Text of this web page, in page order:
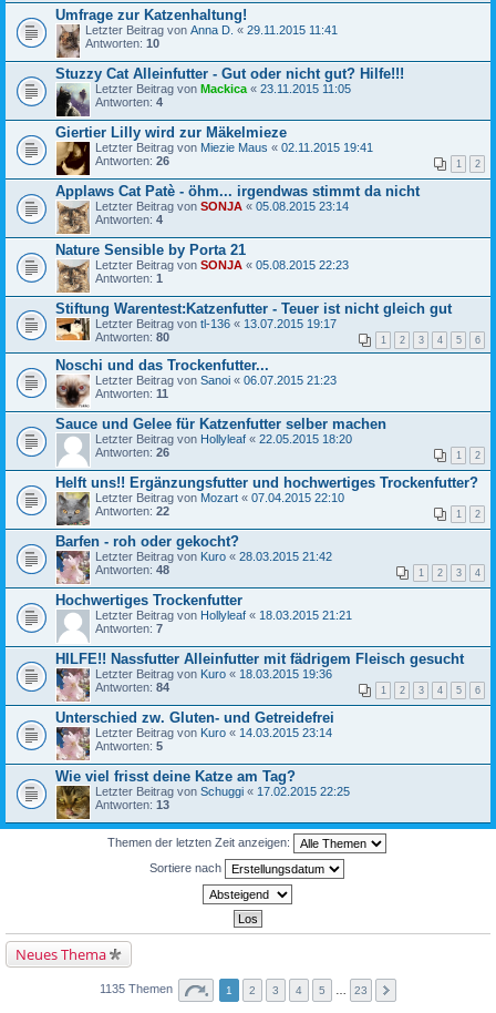
Umfrage zur Katzenhaltung!
Letzter Beitrag von Anna D. « 29.11.2015 11:41
Antworten: 10
Stuzzy Cat Alleinfutter - Gut oder nicht gut? Hilfe!!!
Letzter Beitrag von Mackica « 23.11.2015 11:05
Antworten: 4
Giertier Lilly wird zur Mäkelmieze
Letzter Beitrag von Miezie Maus « 02.11.2015 19:41
Antworten: 26 1 2
Applaws Cat Patè - öhm... irgendwas stimmt da nicht
Letzter Beitrag von SONJA « 05.08.2015 23:14
Antworten: 4
Nature Sensible by Porta 21
Letzter Beitrag von SONJA « 05.08.2015 22:23
Antworten: 1
Stiftung Warentest:Katzenfutter - Teuer ist nicht gleich gut
Letzter Beitrag von tl-136 « 13.07.2015 19:17
Antworten: 80 1 2 3 4 5 6
Noschi und das Trockenfutter...
Letzter Beitrag von Sanoi « 06.07.2015 21:23
Antworten: 11
Sauce und Gelee für Katzenfutter selber machen
Letzter Beitrag von Hollyleaf « 22.05.2015 18:20
Antworten: 26 1 2
Helft uns!! Ergänzungsfutter und hochwertiges Trockenfutter?
Letzter Beitrag von Mozart « 07.04.2015 22:10
Antworten: 22 1 2
Barfen - roh oder gekocht?
Letzter Beitrag von Kuro « 28.03.2015 21:42
Antworten: 48 1 2 3 4
Hochwertiges Trockenfutter
Letzter Beitrag von Hollyleaf « 18.03.2015 21:21
Antworten: 7
HILFE!! Nassfutter Alleinfutter mit fädrigem Fleisch gesucht
Letzter Beitrag von Kuro « 18.03.2015 19:36
Antworten: 84 1 2 3 4 5 6
Unterschied zw. Gluten- und Getreidefrei
Letzter Beitrag von Kuro « 14.03.2015 23:14
Antworten: 5
Wie viel frisst deine Katze am Tag?
Letzter Beitrag von Schuggi « 17.02.2015 22:25
Antworten: 13
Themen der letzten Zeit anzeigen:
Sortiere nach
Neues Thema
1135 Themen 1 2 3 4 5 23